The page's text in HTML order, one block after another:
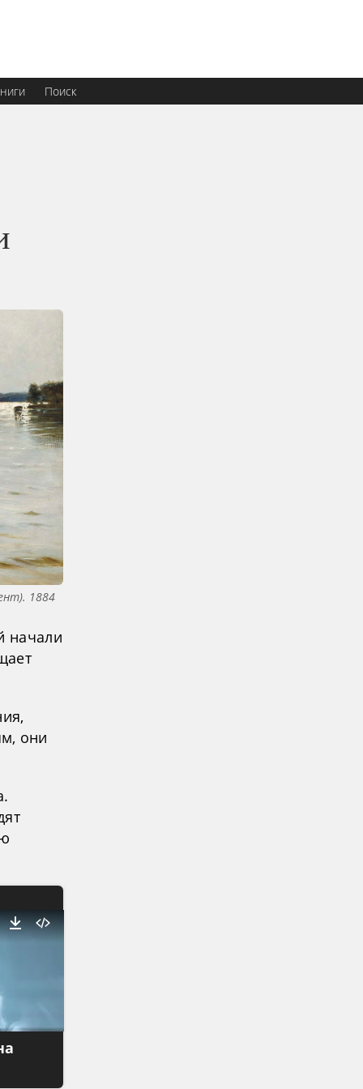
Поиск
1884
начали
они